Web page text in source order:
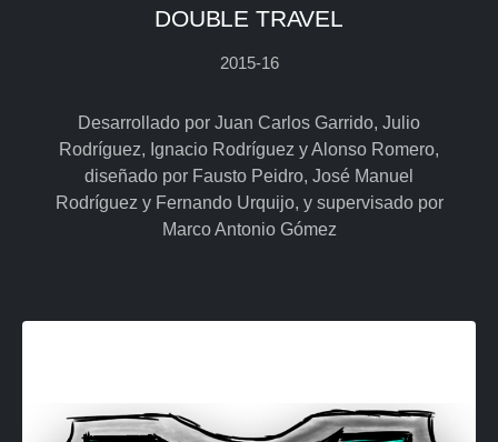
DOUBLE TRAVEL
2015-16
Desarrollado por Juan Carlos Garrido, Julio
Rodríguez, Ignacio Rodríguez y Alonso Romero,
diseñado por Fausto Peidro, José Manuel
Rodríguez y Fernando Urquijo, y supervisado por
Marco Antonio Gómez